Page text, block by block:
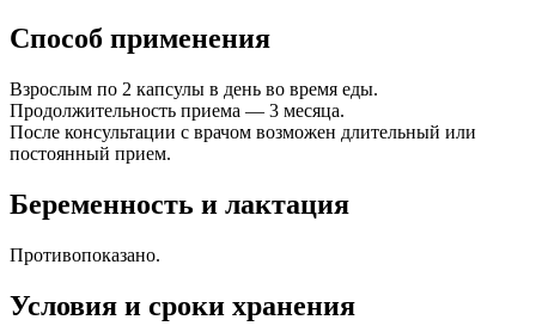
Способ применения
Взрослым по 2 капсулы в день во время еды.
Продолжительность приема — 3 месяца.
После консультации с врачом возможен длительный или
постоянный прием.
Беременность и лактация
Противопоказано.
Условия и сроки хранения